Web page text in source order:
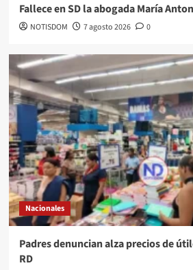
Fallece en SD la abogada María
NOTISDOM 7 agosto 2026 0
Nacionales
Padres denuncian alza precios de
RD